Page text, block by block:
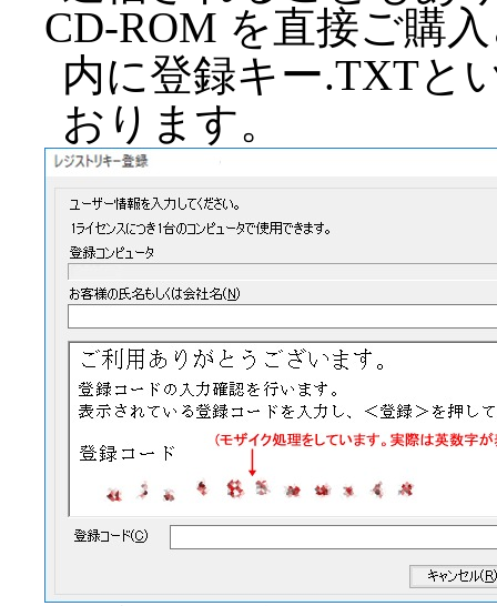
CD-ROM を直接ご購
内に登録キー.TXTと
おります。